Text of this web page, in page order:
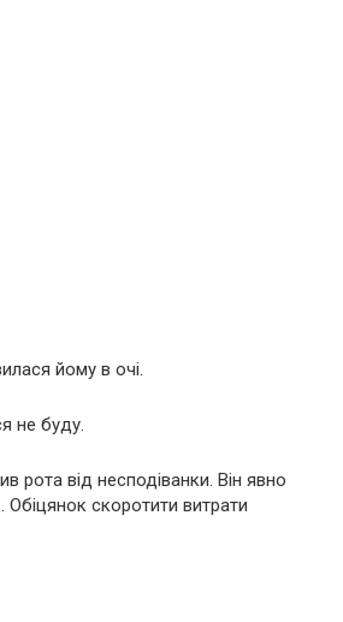
йому в очі.
не буду.
рота від несподіванки. Він явно
Обіцянок скоротити витрати